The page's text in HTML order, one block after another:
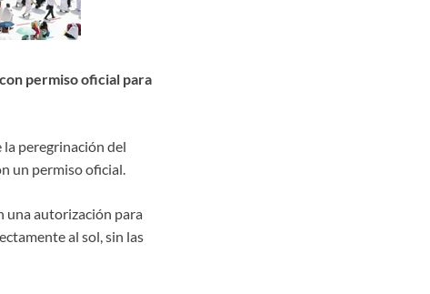
permiso oficial para
peregrinación del
un permiso oficial.
una autorización para
al sol, sin las